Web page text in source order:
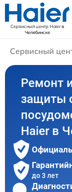
Сервисный центр Haierв
Челябинске
Сервисный
Ремонт
защиты
Haier в
до 3 лет